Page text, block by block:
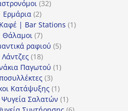
προϊόντα
3232
Ερμάρια 22
προϊόντα
| Bar Stations 11
Θάλαμοι 77
προϊόντα
ραφιού 55
Λάντζες 1818
προϊόντα
Παγωτού 11
33
προϊόντα
Κατάψυξης 11
προϊόν
Ψυγεία Σαλατών 11
προϊόν
6